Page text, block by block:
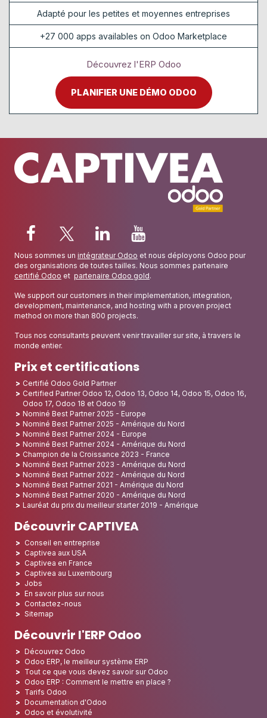
Adapté pour les petites et moyennes entreprises
+27 000 apps availables on Odoo Marketplace
Découvrez l'ERP Odoo
PLANIFIER UNE DÉMO ODOO
Nous sommes un intégrateur Odoo et nous déployons Odoo pour
des organisations de toutes tailles. Nous sommes partenaire
certifié Odoo et partenaire Odoo gold.
We support our customers in their implementation, integration,
development, maintenance, and hosting with a proven project
method on more than 800 projects.
Tous nos consultants peuvent venir travailler sur site, à travers le
monde entier.
Prix et certifications
Certifié Odoo Gold Partner
Certified Partner Odoo 12, Odoo 13, Odoo 14, Odoo 15, Odoo 16,
Odoo 17, Odoo 18 et Odoo 19
Nominé Best Partner 2025 - Europe
Nominé Best Partner 2025 - Amérique du Nord
Nominé Best Partner 2024 - Europe
Nominé Best Partner 2024 - Amérique du Nord
Champion de la Croissance 2023 - France
Nominé Best Partner 2023 - Amérique du Nord
Nominé Best Partner 2022 - Amérique du Nord
Nominé Best Partner 2021 - Amérique du Nord
Nominé Best Partner 2020 - Amérique du Nord
Lauréat du prix du meilleur starter 2019 - Amérique
Découvrir CAPTIVEA
Conseil en entreprise
Captivea aux USA
Captivea en France
Captivea au Luxembourg
Jobs
En savoir plus sur nous
Contactez-nous
Sitemap
Découvrir l'ERP Odoo
Découvrez Odoo
Odoo ERP, le meilleur système ERP
Tout ce que vous devez savoir sur Odoo
Odoo ERP : Comment le mettre en place ?
Tarifs Odoo
Documentation d'Odoo
Odoo et évolutivité